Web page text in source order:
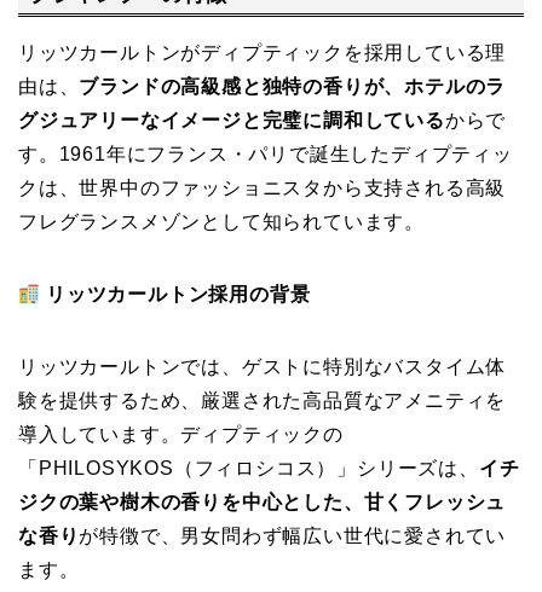
リッツカールトンがディプティックを採用している理
由は、 ブランドの高級感と独特の香りが、ホテルのラ
グジュアリーなイメージと完璧に調和しているからで
す。1961年にフランス・パリで誕生したディプティッ
クは、世界中のファッショニスタから支持される高級
フレグランスメゾンとして知られています。
リッツカールトン採用の背景
リッツカールトンでは、ゲストに特別なバスタイム体
験を提供するため、厳選された高品質なアメニティを
導入しています。ディプティックの
「PHILOSYKOS（フィロシコス）」シリーズは、 イチ
ジクの葉や樹木の香りを中心とした、甘くフレッシュ
な香り が特徴で、男女問わず幅広い世代に愛されてい
ます。